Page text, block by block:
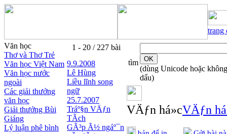
trang
Văn học
Thơ và Thơ Trẻ
Văn học Việt Nam
Văn học nước
ngoài
Các giải thưởng
văn học
Giải thưởng Bùi
Giáng
Lý luận phê bình
1 - 20 / 227 bài
9.9.2008
Lê Hùng
Liều lĩnh song
ngữ
25.7.2007
Tráº§n VÄƒn
TÃ­ch
GÃ³p Ã½ ngáº¯n
tìm
(dùng Unicode hoặc không
dấu)
VÄƒn há»cVÄƒn